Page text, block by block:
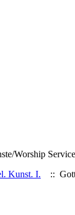
Worship
Kunst. I. ::